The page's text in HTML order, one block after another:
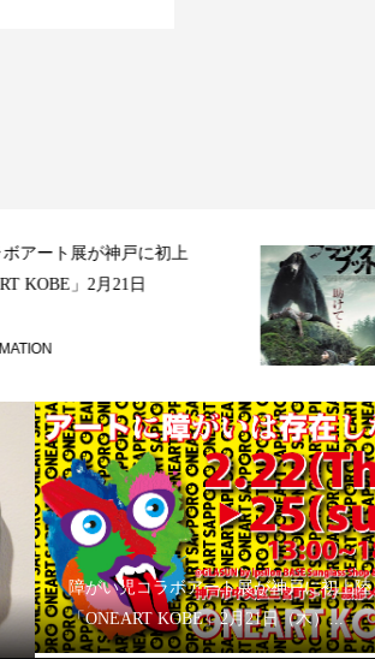
ト展が神戸に初上
」2月21日
障がい児コラボアート展が神戸に初上陸
「ONEART KOBE」2月21日（木）...